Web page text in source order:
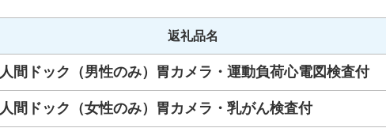
返礼品名
人間ドック（男性のみ）胃カメラ・運動負荷心電図検査付
人間ドック（女性のみ）胃カメラ・乳がん検査付